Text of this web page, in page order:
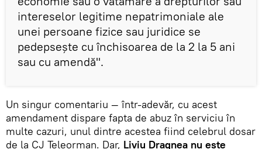
intereselor legitime nepatrimoniale ale
unei persoane fizice sau juridice se
pedepsește cu închisoarea de la 2 la 5 ani
sau cu amendă".
Un singur comentariu — într-adevăr, cu acest
amendament dispare fapta de abuz în serviciu în
multe cazuri, unul dintre acestea fiind celebrul dosar
de la CJ Teleorman. Dar, Liviu Dragnea nu este